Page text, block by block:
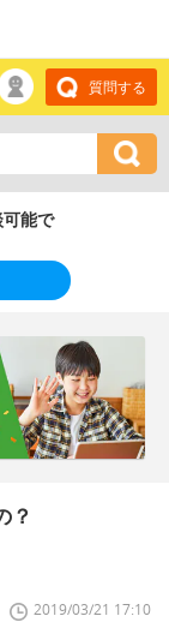
質問する
能で
？
2019/03/21 17:10